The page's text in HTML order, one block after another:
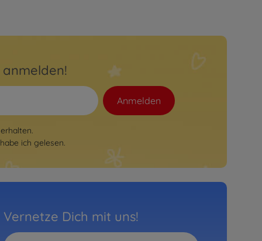
Anmelden
habe ich gelesen.
Vernetze Dich mit uns!